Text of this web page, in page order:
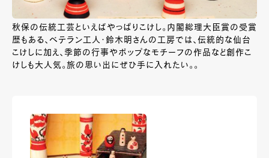
秋保の伝統工芸といえばやっぱりこけし。内閣総理大臣賞の受賞
歴もある、ベテラン工人・鈴木明さんの工房では、伝統的な仙台
こけしに加え、季節の行事やポップなモチーフの作品など創作こ
けしも大人気。旅の思い出にぜひ手に入れたい。。